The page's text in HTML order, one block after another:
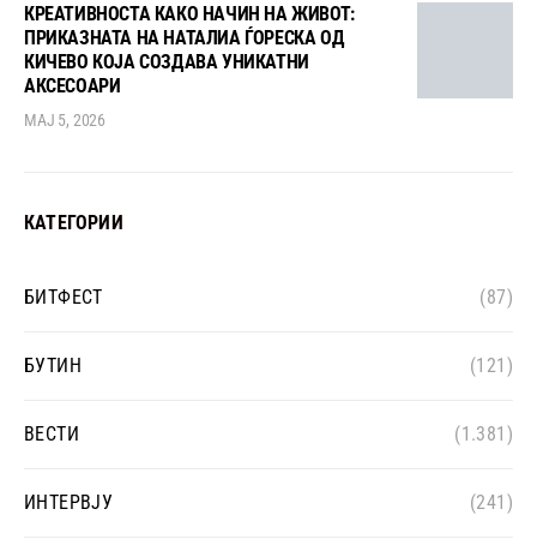
КРЕАТИВНОСТА КАКО НАЧИН НА ЖИВОТ:
ПРИКАЗНАТА НА НАТАЛИА ЃОРЕСКА ОД
КИЧЕВО КОЈА СОЗДАВА УНИКАТНИ
АКСЕСОАРИ
МАЈ 5, 2026
КАТЕГОРИИ
БИТФЕСТ (87)
БУТИН (121)
ВЕСТИ (1.381)
ИНТЕРВЈУ (241)